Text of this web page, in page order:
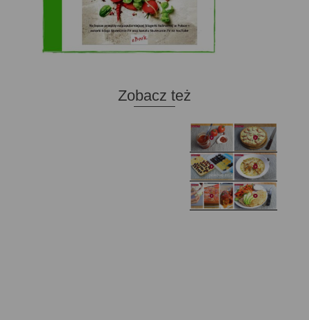
Zobacz też
Domowy ketchup (bez
cukru)
Tarta francuska z
cebulą i pomidorem
Domowe żelki
Zupa kurkowa z
selerem i pietruszką